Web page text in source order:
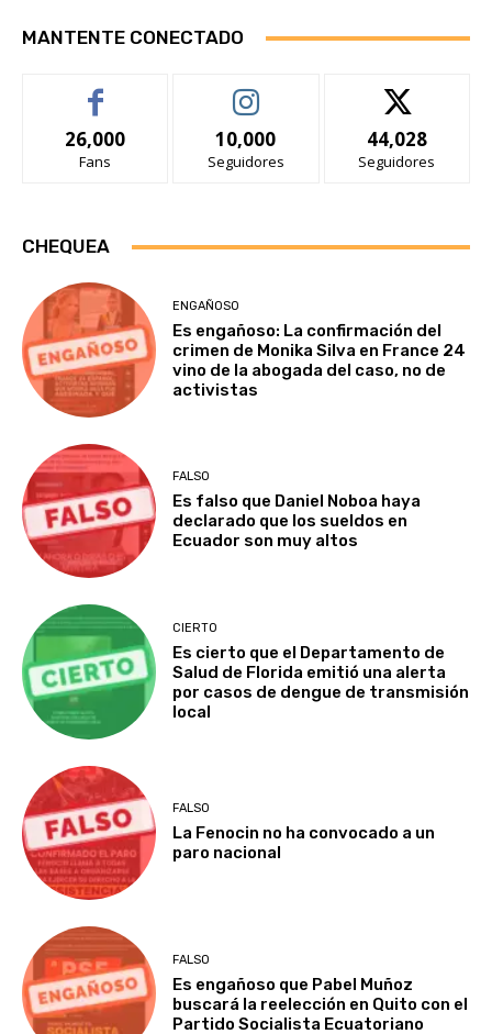
MANTENTE CONECTADO
26,000
Fans
10,000
Seguidores
44,028
Seguidores
CHEQUEA
ENGAÑOSO
Es engañoso: La confirmación del
crimen de Monika Silva en France 24
vino de la abogada del caso, no de
activistas
FALSO
Es falso que Daniel Noboa haya
declarado que los sueldos en
Ecuador son muy altos
CIERTO
Es cierto que el Departamento de
Salud de Florida emitió una alerta
por casos de dengue de transmisión
local
FALSO
La Fenocin no ha convocado a un
paro nacional
FALSO
Es engañoso que Pabel Muñoz
buscará la reelección en Quito con el
Partido Socialista Ecuatoriano